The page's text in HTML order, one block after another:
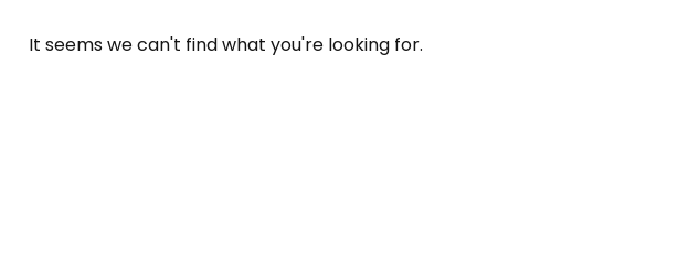
It seems we can't find what you're looking for.